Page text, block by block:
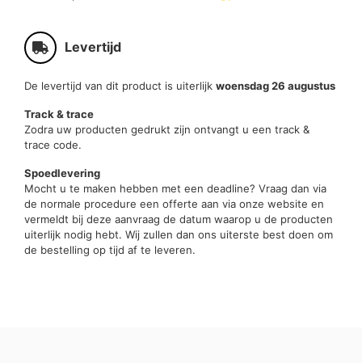
Levertijd
De levertijd van dit product is uiterlijk woensdag 26 augustus
Track & trace
Zodra uw producten gedrukt zijn ontvangt u een track &
trace code.
Spoedlevering
Mocht u te maken hebben met een deadline? Vraag dan via
de normale procedure een offerte aan via onze website en
vermeldt bij deze aanvraag de datum waarop u de producten
uiterlijk nodig hebt. Wij zullen dan ons uiterste best doen om
de bestelling op tijd af te leveren.